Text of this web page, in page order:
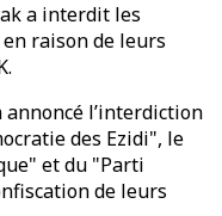
a interdit les
raison de leurs
l’interdiction
des Ezidi", le
et du "Parti
de leurs